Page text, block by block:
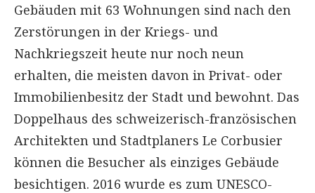
Gebäuden mit 63 Wohnungen sind nach den
Zerstörungen in der Kriegs- und
Nachkriegszeit heute nur noch neun
erhalten, die meisten davon in Privat- oder
Immobilienbesitz der Stadt und bewohnt. Das
Doppelhaus des schweizerisch-französischen
Architekten und Stadtplaners Le Corbusier
können die Besucher als einziges Gebäude
besichtigen. 2016 wurde es zum UNESCO-